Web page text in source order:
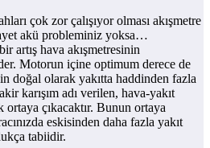
çok zor çalışıyor olması akışmetre
akü probleminiz yoksa…
artış hava akışmetresinin
Motorun içine optimum derece de
doğal olarak yakıtta haddinden fazla
karışım adı verilen, hava-yakıt
ortaya çıkacaktır. Bunun ortaya
eskisinden daha fazla yakıt
tabiidir.